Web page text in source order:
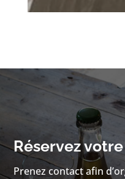
Réservez
Prenez contact afin